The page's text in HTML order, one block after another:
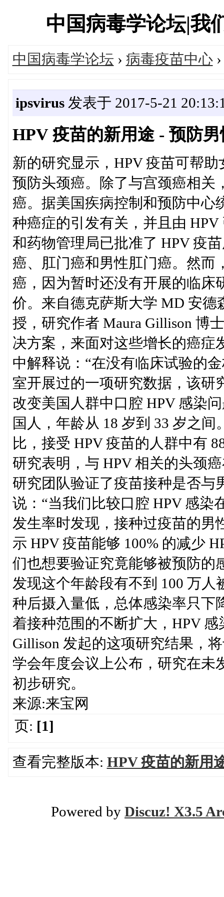
中国病毒学论坛|我
中国病毒学论坛 › 病毒疫苗中心›
ipsvirus发表于 2017-5-21
HPV 疫苗的新用途 - 预防
新的研究显示，HPV 疫苗可帮
预防头颈癌。除了与宫颈癌相关
癌。据美国疾病控制和预防中心
种癌症的引发有关，并且由
和药物管理局已批准了 HPV 疫
癌、肛门癌和男性肛门癌。然而
癌，因为暂时还没有开展的临床
价。来自德克萨斯大学 MD 安
授，研究作者 Maura Gillison 博
决方案，来面对这些增长的癌症
中解释说：“在没有临床试验的
室开展过的一项研究数据，该研
改变美国人群中口腔 HPV 感染
国人，年龄从 18 岁到 33 岁之
比，接受 HPV 疫苗的人群中有
研究表明，与 HPV 相关的头颈
研究团队验证了疫苗接种是否与
说：“当我们比较口腔 HPV 感染
发生率时发现，接种过疫苗的男
示 HPV 疫苗能够 100% 的减少
们也想要验证究竟能够被预防的
发现这个年龄段有不到 100 万
种后摄入量低，总体感染率只下
着接种范围的不断扩大，HPV
Gillison 发起的这项研究结果，
学会年度会议上公布，研究在未
初步研究。
来源:来宝网
页: [1]
查看完整版本: HPV 疫苗的新用
Powered by Discuz! X3.5